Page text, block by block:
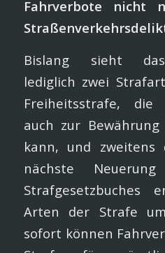
Fahrverbote nicht
Bislang sieht das
lediglich zwei
Freiheitsstrafe, die
auch zur
kann, und zweitens
nächste
Strafgesetzbuches
Arten der Strafe
sofort können